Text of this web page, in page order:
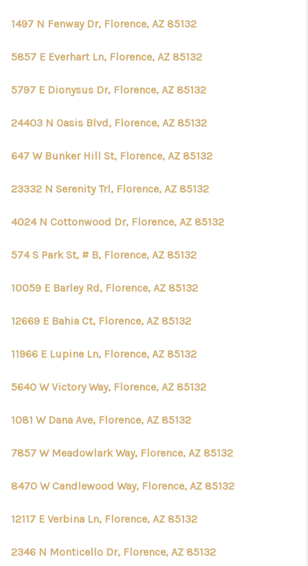
1497 N Fenway Dr, Florence, AZ 85132
5857 E Everhart Ln, Florence, AZ 85132
5797 E Dionysus Dr, Florence, AZ 85132
24403 N Oasis Blvd, Florence, AZ 85132
647 W Bunker Hill St, Florence, AZ 85132
23332 N Serenity Trl, Florence, AZ 85132
4024 N Cottonwood Dr, Florence, AZ 85132
574 S Park St, # B, Florence, AZ 85132
10059 E Barley Rd, Florence, AZ 85132
12669 E Bahia Ct, Florence, AZ 85132
11966 E Lupine Ln, Florence, AZ 85132
5640 W Victory Way, Florence, AZ 85132
1081 W Dana Ave, Florence, AZ 85132
7857 W Meadowlark Way, Florence, AZ 85132
8470 W Candlewood Way, Florence, AZ 85132
12117 E Verbina Ln, Florence, AZ 85132
2346 N Monticello Dr, Florence, AZ 85132